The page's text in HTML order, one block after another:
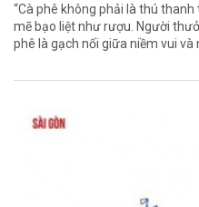
“Cà phê không phải là thú
mẽ bạo liệt như rượu. Người
phê là gạch nối giữa niềm vui và